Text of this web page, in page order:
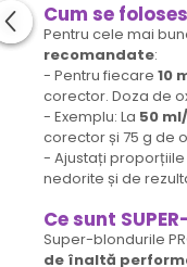
Cum se
Pentru cele mai
recomandate:
- Pentru fiecare 10
corector. Doza de
- Exemplu: La 50
corector și 75 g de
- Ajustați
nedorite și de
Ce sunt
Super-blondurile
de înaltă